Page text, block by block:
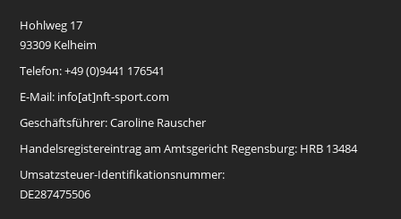
Hohlweg 17
93309 Kelheim
Telefon: +49 (0)9441 176541
E-Mail: info[at]nft-sport.com
Geschäftsführer: Caroline Rauscher
Handelsregistereintrag am Amtsgericht Regensburg: HRB 13484
Umsatzsteuer-Identifikationsnummer:
DE287475506